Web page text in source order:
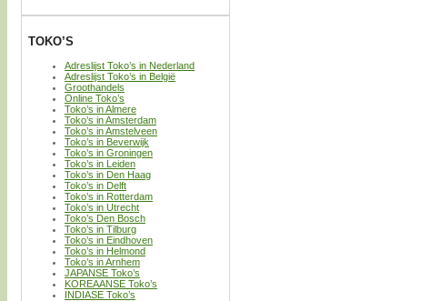
TOKO’S
Adreslijst Toko’s in Nederland
Adreslijst Toko’s in België
Groothandels
Online Toko’s
Toko’s in Almere
Toko’s in Amsterdam
Toko’s in Amstelveen
Toko’s in Beverwijk
Toko’s in Groningen
Toko’s in Leiden
Toko’s in Den Haag
Toko’s in Delft
Toko’s in Rotterdam
Toko’s in Utrecht
Toko’s Den Bosch
Toko’s in Tilburg
Toko’s in Eindhoven
Toko’s in Helmond
Toko’s in Arnhem
JAPANSE Toko’s
KOREAANSE Toko’s
INDIASE Toko’s